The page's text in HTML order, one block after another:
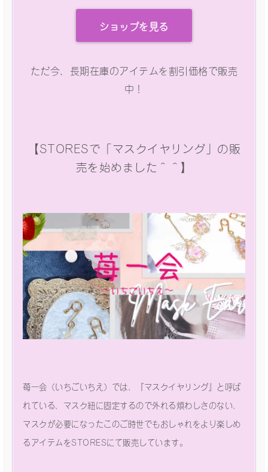
ショップを見る
ただ今、長期在庫のアイテムを割引価格で販売
中！
【STORESで「マスクイヤリング」の販
売を始めました＾＾】
苺一会（いちごいちえ）では、『マスクイヤリング』と呼ば
れている、マスク紐に固定するので外れる煩わしさのない、
マスクが必要になったこのご時世でもおしゃれをより楽しめ
るアイテムをSTORESにて販売しています。